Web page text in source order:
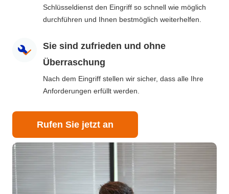
Schlüsseldienst den Eingriff so schnell wie möglich
durchführen und Ihnen bestmöglich weiterhelfen.
Sie sind zufrieden und ohne
Überraschung
Nach dem Eingriff stellen wir sicher, dass alle Ihre
Anforderungen erfüllt werden.
Rufen Sie jetzt an